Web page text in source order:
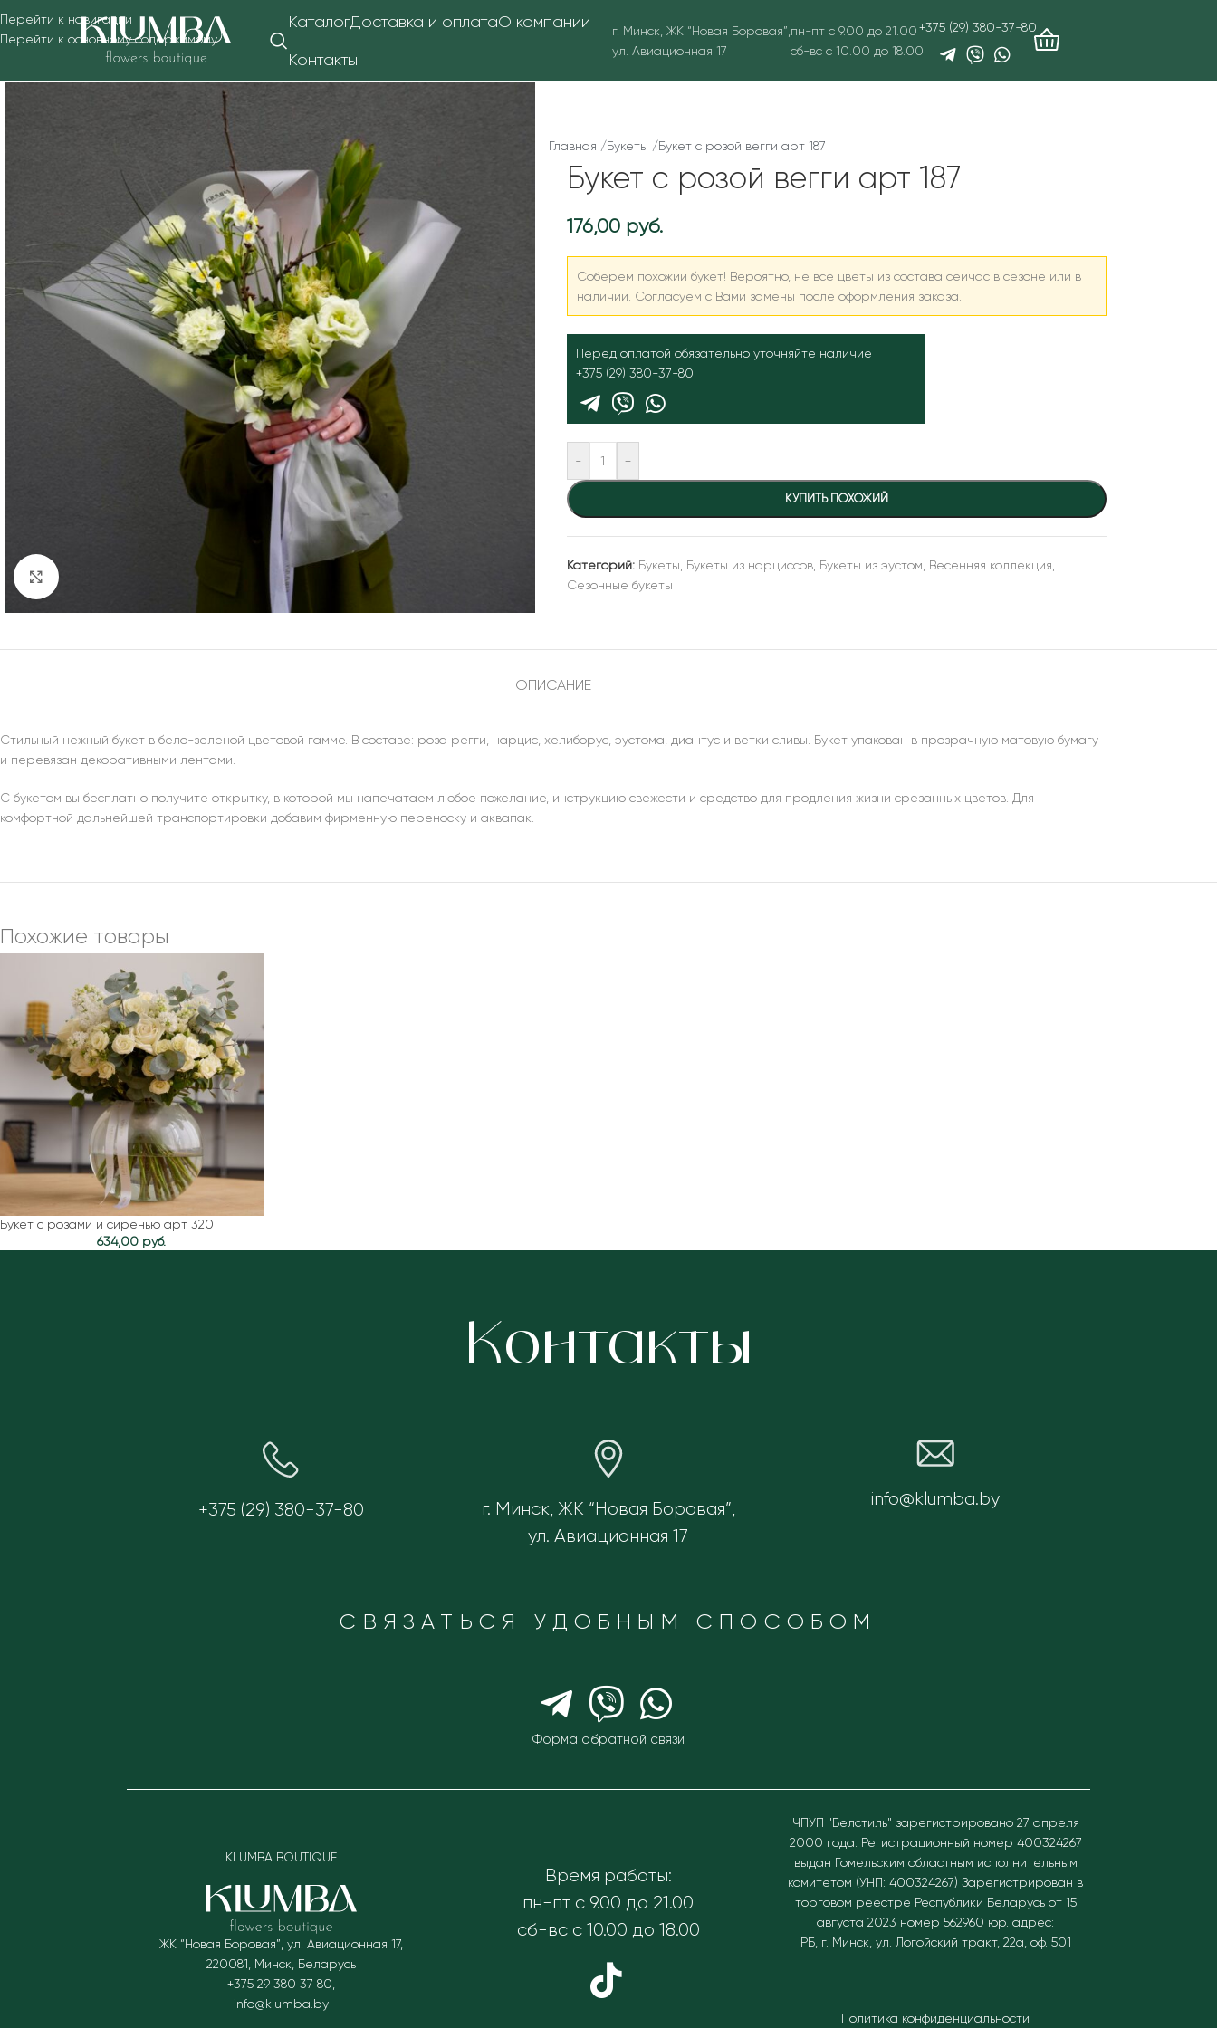
Перейти к навигации
Перейти к основному содержимому
КаталогДоставка и оплатаО компании
Контакты
г. Минск, ЖК “Новая Боровая”,
ул. Авиационная 17
пн-пт с 9.00 до 21.00
сб-вс с 10.00 до 18.00
+375 (29) 380-37-80
Нажмите, чтобы увеличить
Главная /Букеты /Букет с розой вегги арт 187
Букет с розой вегги арт 187
176,00 руб.
Соберём похожий букет! Вероятно, не все цветы из состава сейчас в сезоне или в
наличии. Согласуем с Вами замены после оформления заказа.
Перед оплатой обязательно уточняйте наличие
+375 (29) 380-37-80
- +
КУПИТЬ ПОХОЖИЙ
Категорий: Букеты Букеты из нарциссов, Букеты из эустом Весенняя коллекция
Сезонные букеты
ОПИСАНИЕ
Стильный нежный букет в бело-зеленой цветовой гамме. В составе: роза регги, нарцис, хелиборус, эустома, диантус и ветки сливы. Букет упакован в прозрачную матовую бумагу
и перевязан декоративными лентами.
С букетом вы бесплатно получите открытку, в которой мы напечатаем любое пожелание, инструкцию свежести и средство для продления жизни срезанных цветов. Для
комфортной дальнейшей транспортировки добавим фирменную переноску и аквапак.
Похожие товары
Букет с розами и сиренью арт 320
634,00 руб.
Контакты
+375 (29) 380-37-80
г. Минск, ЖК “Новая Боровая”,
ул. Авиационная 17
info@klumba.by
СВЯЗАТЬСЯ УДОБНЫМ СПОСОБОМ
Форма обратной связи
KLUMBA BOUTIQUE
ЖК “Новая Боровая”, ул. Авиационная 17,
220081, Минск, Беларусь
+375 29 380 37 80,
info@klumba.by
Время работы:
пн-пт с 9.00 до 21.00
сб-вс с 10.00 до 18.00
ЧПУП "Белстиль" зарегистрировано 27 апреля
2000 года. Регистрационный номер 400324267
выдан Гомельским областным исполнительным
комитетом (УНП: 400324267) Зарегистрирован в
торговом реестре Республики Беларусь от 15
августа 2023 номер 562960 юр. адрес:
РБ, г. Минск, ул. Логойский тракт, 22а, оф. 501
Политика конфиденциальности